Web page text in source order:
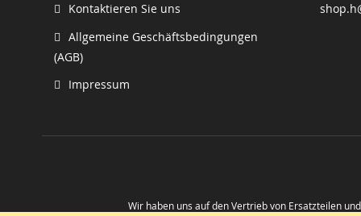
Kontaktieren Sie uns
Allgemeine Geschäftsbedingungen
(AGB)
Impressum
Wir haben uns auf den Vertrieb von Ersatzteilen